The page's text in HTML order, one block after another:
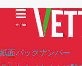
紙面バックナンバー
MENU